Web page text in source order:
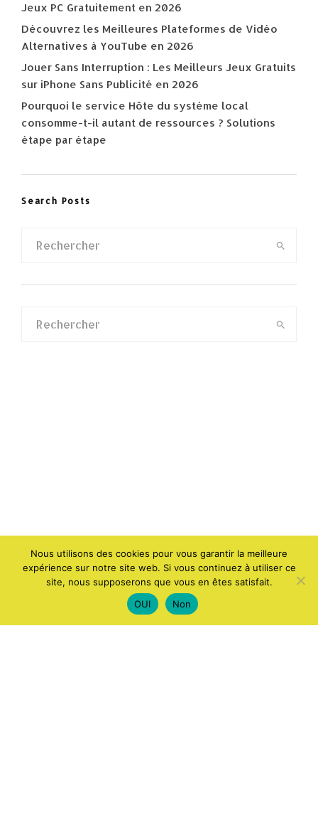
Jeux PC Gratuitement en 2026
Découvrez les Meilleures Plateformes de Vidéo
Alternatives à YouTube en 2026
Jouer Sans Interruption : Les Meilleurs Jeux Gratuits
sur iPhone Sans Publicité en 2026
Pourquoi le service Hôte du système local
consomme-t-il autant de ressources ? Solutions
étape par étape
Search Posts
Nous utilisons des cookies pour vous garantir la meilleure
expérience sur notre site web. Si vous continuez à utiliser ce
site, nous supposerons que vous en êtes satisfait.
OUI
Non